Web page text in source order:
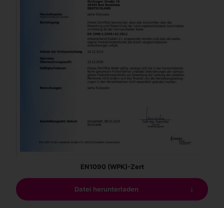
EN1090 (WPK)-Zert
Datei herunterladen